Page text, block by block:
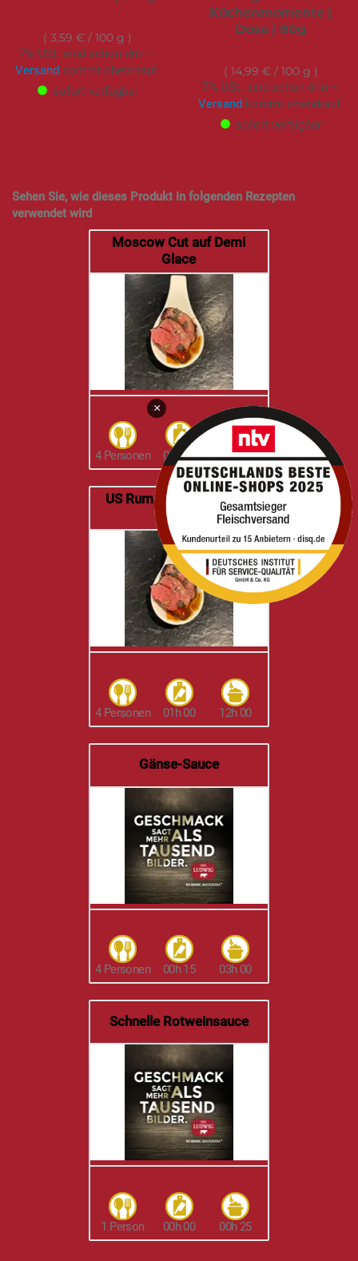
3,59 € / 100 g
7% USt. sind schon drin –
Versandkommt obendrauf.
sofort verfügbar
Küchenmomente |
Dose | 80g
14,99 €/ 100 g
7% USt. sind schon drin –
Versandkommt obendrauf.
sofort verfügbar
Sehen Sie, wie dieses Produkt in folgenden Rezepten
verwendet wird
Moscow Cut auf Demi
Glace
4 Personen 00h 20 11h 00
US Rumpsteak auf Demi
Glace
4 Personen 01h 00 12h 00
Gänse-Sauce
4 Personen 00h 15 03h 00
Schnelle Rotweinsauce
1 Person 00h 00 00h 25
×